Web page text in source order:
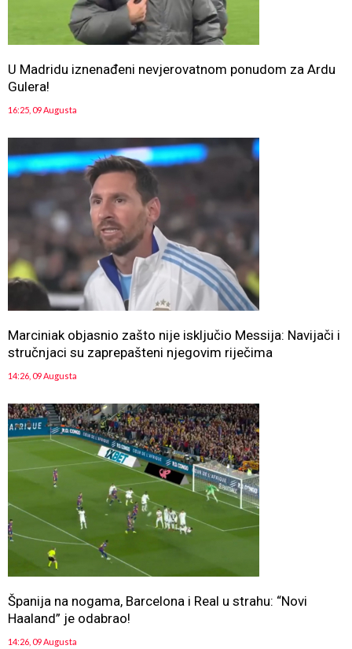
U Madridu iznenađeni nevjerovatnom ponudom za Ardu
Gulera!
16:25, 09 Augusta
Marciniak objasnio zašto nije isključio Messija: Navijači i
stručnjaci su zaprepašteni njegovim riječima
14:26, 09 Augusta
Španija na nogama, Barcelona i Real u strahu: “Novi
Haaland” je odabrao!
14:26, 09 Augusta